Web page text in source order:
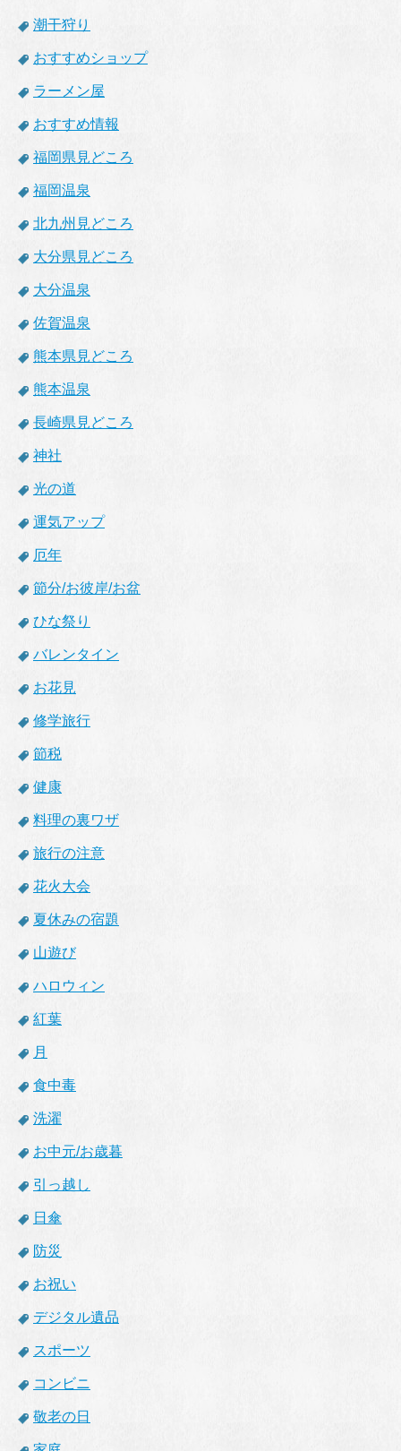
潮干狩り
おすすめショップ
ラーメン屋
おすすめ情報
福岡県見どころ
福岡温泉
北九州見どころ
大分県見どころ
大分温泉
佐賀温泉
熊本県見どころ
熊本温泉
長崎県見どころ
神社
光の道
運気アップ
厄年
節分/お彼岸/お盆
ひな祭り
バレンタイン
お花見
修学旅行
節税
健康
料理の裏ワザ
旅行の注意
花火大会
夏休みの宿題
山遊び
ハロウィン
紅葉
月
食中毒
洗濯
お中元/お歳暮
引っ越し
日傘
防災
お祝い
デジタル遺品
スポーツ
コンビニ
敬老の日